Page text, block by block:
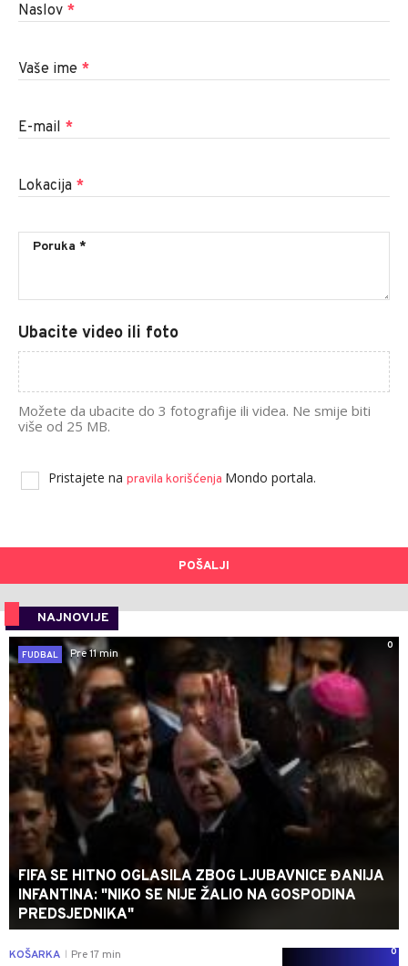
Naslov *
Vaše ime *
E-mail *
Lokacija *
Ubacite video ili foto
Možete da ubacite do 3 fotografije ili videa. Ne smije biti
više od 25 MB.
Pristajete na pravila korišćenja Mondo portala.
POŠALJI
NAJNOVIJE
0
FUDBAL
Pre 11 min
FIFA SE HITNO OGLASILA ZBOG LJUBAVNICE ĐANIJA
INFANTINA: "NIKO SE NIJE ŽALIO NA GOSPODINA
PREDSJEDNIKA"
0
KOŠARKA Pre 17 min